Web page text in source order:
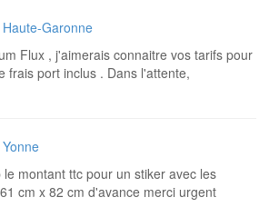
Haute-Garonne
Flux , j'aimerais connaitre vos tarifs pour
frais port inclus . Dans l'attente,
Yonne
montant ttc pour un stiker avec les
cm x 82 cm d'avance merci urgent